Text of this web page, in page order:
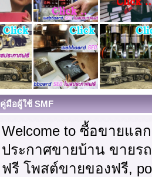
คู่มือผู้ใช้ SMF
Welcome to ซื้อขายแล
ประกาศขายบ้าน ขายร
ฟรี โพสต์ขายของฟรี,